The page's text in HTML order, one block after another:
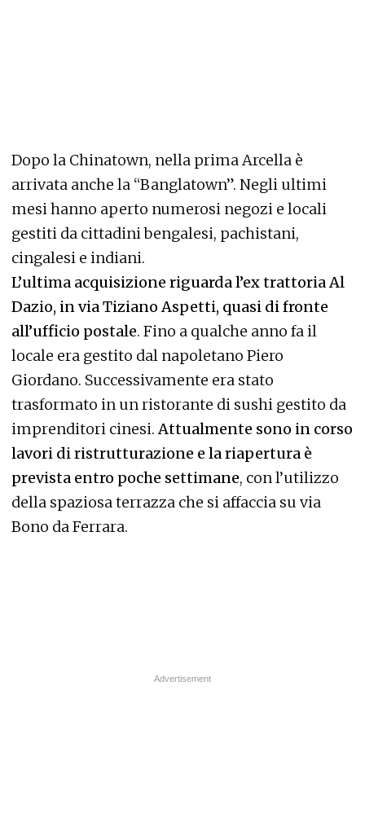
Dopo la Chinatown, nella prima Arcella è
arrivata anche la “Banglatown”. Negli ultimi
mesi hanno aperto numerosi negozi e locali
gestiti da cittadini bengalesi, pachistani,
cingalesi e indiani.
L’ultima acquisizione riguarda l’ex trattoria Al
Dazio, in via Tiziano Aspetti, quasi di fronte
all’ufficio postale. Fino a qualche anno fa il
locale era gestito dal napoletano Piero
Giordano. Successivamente era stato
trasformato in un ristorante di sushi gestito da
imprenditori cinesi.Attualmente sono in corso
lavori di ristrutturazione e la riapertura è
prevista entro poche settimane, con l’utilizzo
della spaziosa terrazza che si affaccia su via
Bono da Ferrara.